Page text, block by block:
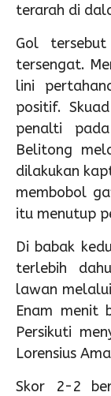
terarah di
Gol tersebut
tersengat.
lini
positif.
penalti
Belitong
dilakukan
membobol
itu menutup
Di babak
terlebih
lawan
Enam menit
Persikuti
Lorensius
Skor 2-2